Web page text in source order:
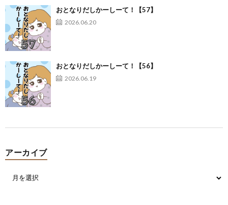
おとなりだしかーしーて！【57】
2026.06.20
おとなりだしかーしーて！【56】
2026.06.19
アーカイブ